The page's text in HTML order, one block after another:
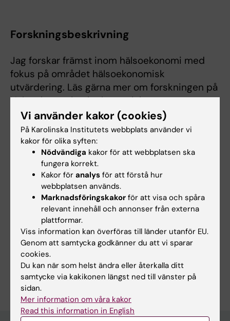
Forskningsbeskrivning
Jag forskar främst inom hälsoekonomi med
fokus på området hälsoekonomisk
utvärdering. Läs gärna mer om forskningen på
Hälsoekonomi och ekonomisk
utvärdering [1].
[1]https://ki.se/lime/halsoekonomi-och-
ekonomisk-utvardering
Forskningsområden:
Hälso- och sjukvårdsorganisation, hälsopolitik och
hälsoekonomi
Nationalekonomi
Samhällsvetenskapliga hälso- och koststudier
Är du Niklas Zethraeus?
Redigera din profil
Vi använder kakor (cookies)
På Karolinska Institutets webbplats använder vi
kakor för olika syften:
Nödvändiga kakor för att webbplatsen ska
fungera korrekt.
Kakor för analys för att förstå hur
webbplatsen används.
Marknadsföringskakor för att visa och spåra
relevant innehåll och annonser från externa
plattformar.
Viss information kan överföras till länder utanför EU.
Genom att samtycka godkänner du att vi sparar
cookies.
Du kan när som helst ändra eller återkalla ditt
samtycke via kakikonen längst ned till vänster på
sidan.
Mer information om våra kakor
Read this information in English